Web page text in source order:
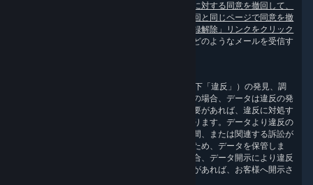
マーケティングメールの受け取りは、受け取りに対する同意を撤回して、
いつでもオプトアウトできます。それには、前回と同じページで同意を撤
回するか、各マーケティングメールにある「登録解除」リンクをクリック
でどのようなメールを受信す
当社では、不正行為、SSA や適用法の違反（以下「違反」）の発見、調
査、防止に必要なデータを収集しています。この場合、データは違反の発
見、調査、防止の目的のみで利用されます。必要があれば、違反に対処す
るため、必要最小限の期間、保管することがあります。データより違反の
発生が認められた場合、適用法で認められる期間、または関連する訴訟が
解決するまで、法的請求の立証、行使、防御のため、データを保管しま
す。注：データがこの目的で保管されている場合、データ開示により違反
の発見、調査、防止メカニズムを損なうおそれがあれば、お客様へ開示さ